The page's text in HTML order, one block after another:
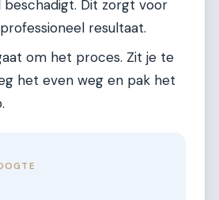
beschadigt. Dit zorgt voor
resultaat.
om het proces. Zit je te
het even weg en pak het